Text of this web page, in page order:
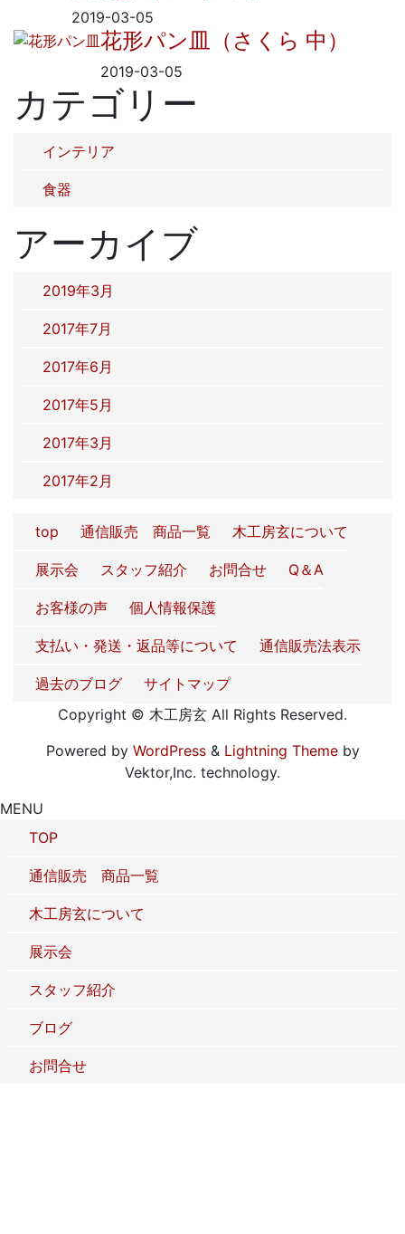
2019-03-05
花形パン皿（さくら 中）
2019-03-05
カテゴリー
インテリア
食器
アーカイブ
2019年3月
2017年7月
2017年6月
2017年5月
2017年3月
2017年2月
top 通信販売 商品一覧 木工房玄について
展示会 スタッフ紹介 お問合せ Q＆A
お客様の声 個人情報保護
支払い・発送・返品等について 通信販売法表示
過去のブログ
サイトマップ
Copyright © 木工房玄 All Rights Reserved.
Powered by WordPress& Lightning Themeby
Vektor,Inc. technology.
MENU
TOP
通信販売 商品一覧
木工房玄について
展示会
スタッフ紹介
ブログ
お問合せ